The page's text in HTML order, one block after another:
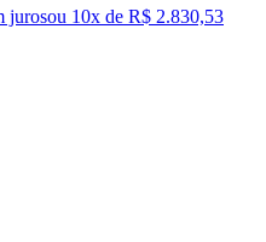
jurosou 10x de R$ 2.830,53